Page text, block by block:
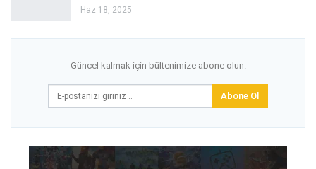
Haz 18, 2025
Güncel kalmak için bültenimize abone olun.
Abone Ol